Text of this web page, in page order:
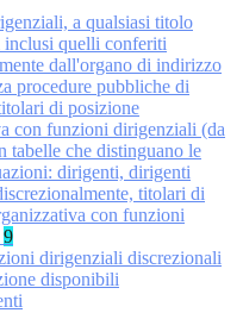
a qualsiasi titolo
quelli conferiti
dall'organo di indirizzo
procedure pubbliche di
di posizione
con funzioni dirigenziali (da
tabelle che distinguano le
dirigenti, dirigenti
titolari di
con funzioni
9
dirigenziali discrezionali
disponibili